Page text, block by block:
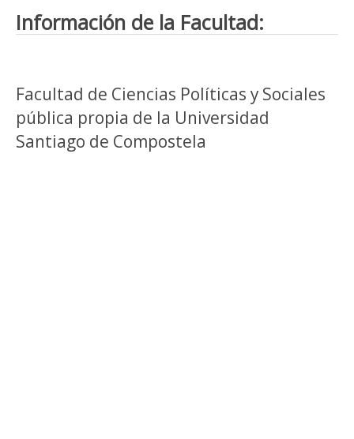
Información de la Facultad:
Facultad de Ciencias Políticas y Sociales
pública propia de la Universidad
Santiago de Compostela